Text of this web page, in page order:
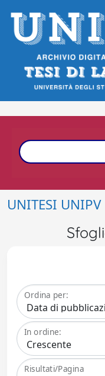
UNITESI UNIPV
Ordina per:
In ordine:
Risultati/Pagina